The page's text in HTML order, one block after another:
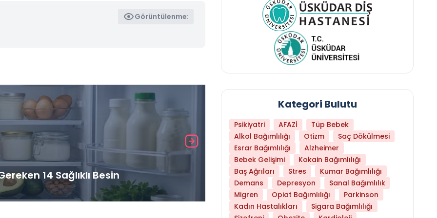
Görüntülenme:
14 Sağlıklı Besin Hangi Yaşta Hangi Testi Yaptırmanız
Kategori Bulutu
Psikiyatri AFAZİ
Tüp Bebek
Alkol Bağımlılığı
Otizm
Saç Dökülmesi
Esrar Bağımlılığı
Alzheimer
Bebek Gelişimi
Kokain Bağımlılığı
Baş Ağrıları
Stres
Kumar Bağımlılığı
Demans
Depresyon
Sanal Bağımlılık
Migren
Opiat Bağımlılığı
Parkinson
Kadın Hastalıkları
Sigara Bağımlılığı